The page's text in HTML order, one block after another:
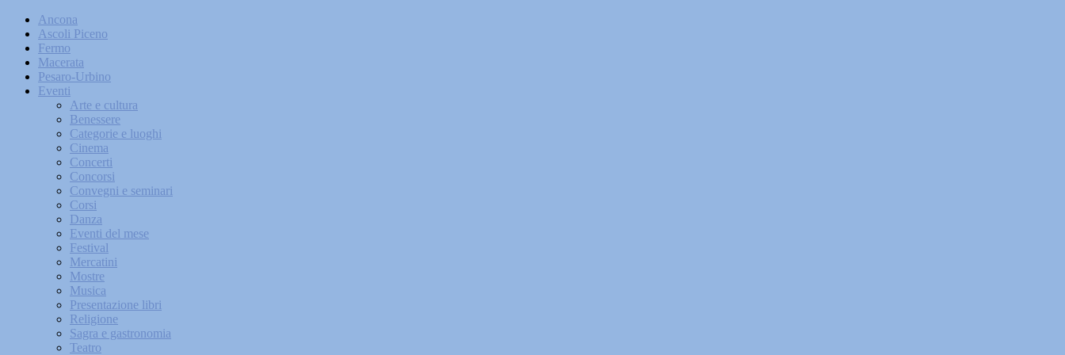
Ancona
Ascoli Piceno
Fermo
Macerata
Pesaro-Urbino
Eventi
Arte e cultura
Benessere
Categorie e luoghi
Cinema
Concerti
Concorsi
Convegni e seminari
Corsi
Danza
Eventi del mese
Festival
Mercatini
Mostre
Musica
Presentazione libri
Religione
Sagra e gastronomia
Teatro